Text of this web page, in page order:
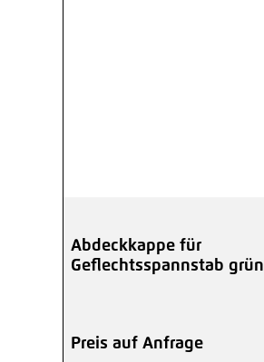
Abdeckkappe für
Geflechtsspannstab grün
Preis auf Anfrage